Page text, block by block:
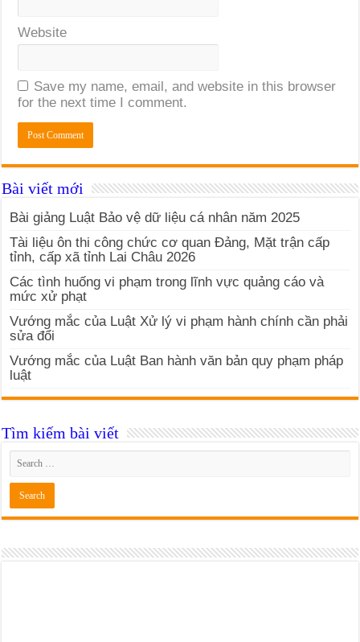
Website
Save my name, email, and website in this browser
for the next time I comment.
Bài viết mới
Bài giảng Luật Bảo vệ dữ liệu cá nhân năm 2025
Tài liệu ôn thi công chức cơ quan Đảng, Mặt trận cấp
tỉnh, cấp xã tỉnh Lai Châu 2026
Các tình huống vi phạm trong lĩnh vực quảng cáo và
mức xử phạt
Vướng mắc của Luật Xử lý vi phạm hành chính cần phải
sửa đổi
Vướng mắc của Luật Ban hành văn bản quy phạm pháp
luật
Tìm kiếm bài viết